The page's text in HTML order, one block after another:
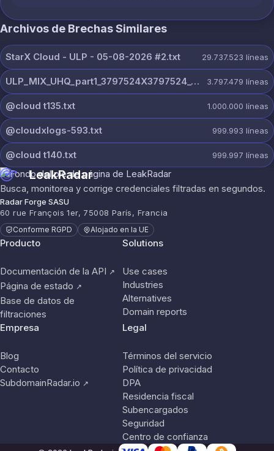
Archivos de Brechas Similares
StarX Cloud - ULP - 05-08-2026 #2.txt 29.737.523 líneas
ULP_MIX_UHQ_part1_3797524X3797524_@dextercloud7.txt 3.797.479 líneas
@cloud t135.txt 1.000.000 líneas
@cloudxlogs-593.txt 999.993 líneas
@cloud t140.txt 999.997 líneas
LeakRadar
Busca, monitorea y corrige credenciales filtradas en segundos.
Radar Forge SASU
60 rue François 1er, 75008 París, Francia
Conforme RGPD Alojado en la UE
Producto
Documentación de la API ↗
Página de estado ↗
Base de datos de
filtraciones
Solutions
Use cases
Industries
Alternatives
Domain reports
Empresa
Blog
Contacto
SubdomainRadar.io ↗
Legal
Términos del servicio
Política de privacidad
DPA
Residencia fiscal
Subencargados
Seguridad
Centro de confianza